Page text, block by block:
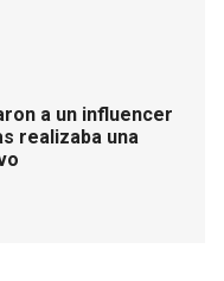
a un influencer
realizaba una